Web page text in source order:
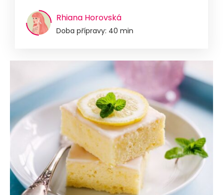
Rhiana Horovská
Doba přípravy: 40 min